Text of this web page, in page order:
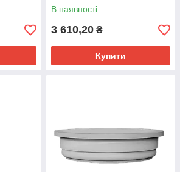
В наявності
3 610,20 ₴
Купити